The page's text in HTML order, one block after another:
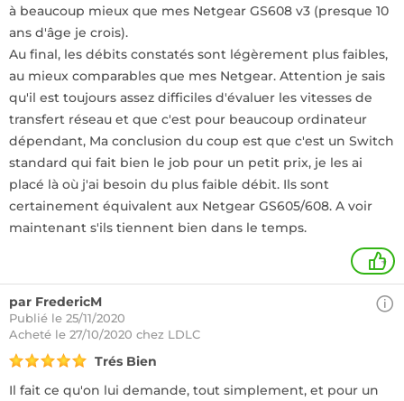
à beaucoup mieux que mes Netgear GS608 v3 (presque 10
ans d'âge je crois).
Au final, les débits constatés sont légèrement plus faibles,
au mieux comparables que mes Netgear. Attention je sais
qu'il est toujours assez difficiles d'évaluer les vitesses de
transfert réseau et que c'est pour beaucoup ordinateur
dépendant, Ma conclusion du coup est que c'est un Switch
standard qui fait bien le job pour un petit prix, je les ai
placé là où j'ai besoin du plus faible débit. Ils sont
certainement équivalent aux Netgear GS605/608. A voir
maintenant s'ils tiennent bien dans le temps.
+
par FredericM
Publié le 25/11/2020
Acheté le 27/10/2020 chez LDLC
Trés Bien
Il fait ce qu'on lui demande, tout simplement, et pour un